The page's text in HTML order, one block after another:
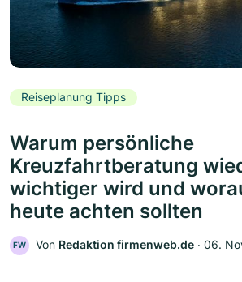
Reiseplanung Tipps
Warum persönliche
Kreuzfahrtberatung
wichtiger wird und
heute achten sollten
FW Von Redaktion firmenweb.de ‧ 06.